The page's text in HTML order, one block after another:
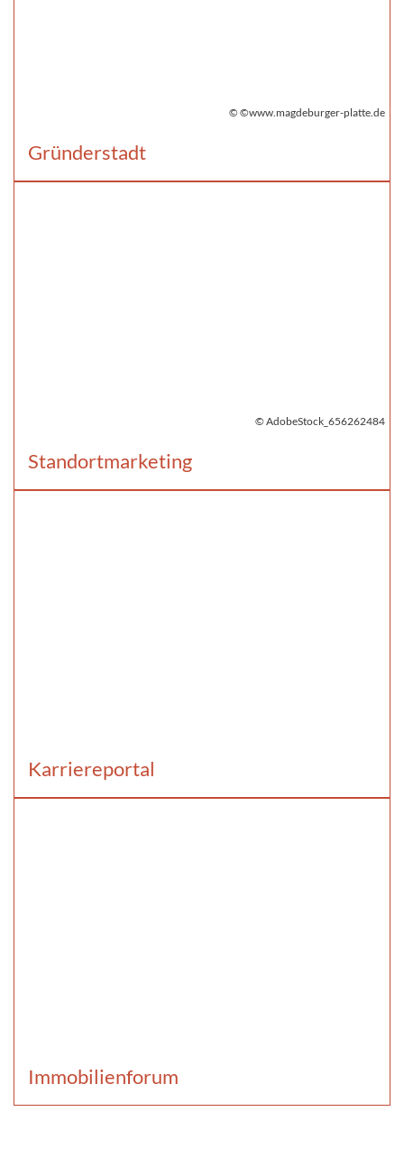
© ©www.magdeburger-platte.de
Gründerstadt
© AdobeStock_656262484
Standortmarketing
Karriereportal
Immobilienforum